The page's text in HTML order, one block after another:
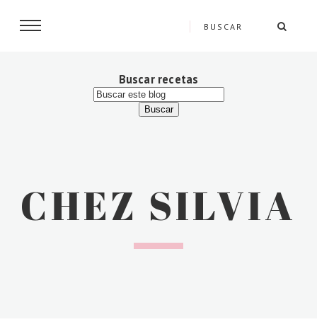
Buscar recetas
CHEZ SILVIA